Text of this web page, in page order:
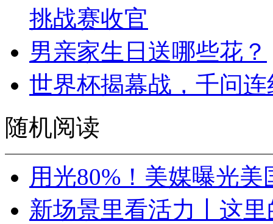
挑战赛收官
男亲家生日送哪些花？
世界杯揭幕战，千问
随机阅读
用光80%！美媒曝光美
新场景里看活力丨这